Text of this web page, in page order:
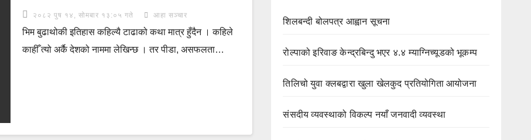
२०८२ पुष १४, सोमबार १३:०५ गते आहा सञ्चार
भिम बुढाथोकी इतिहास कहिल्यै टाढाको कथा मात्र हुँदैन । कहिले
काहीँ त्यो अर्कै देशको नाममा लेखिन्छ । तर पीडा, असफलता…
शिलबन्दी बोलपत्र आह्वान सूचना
रोल्पाको इरिवाङ केन्द्रबिन्दु भएर ४.४ म्याग्निच्यूडको भूकम्प
तिलिचो युवा क्लबद्वारा खुला खेलकुद प्रतियोगिता आयोजना
संसदीय व्यवस्थाको विकल्प नयाँ जनवादी व्यवस्था